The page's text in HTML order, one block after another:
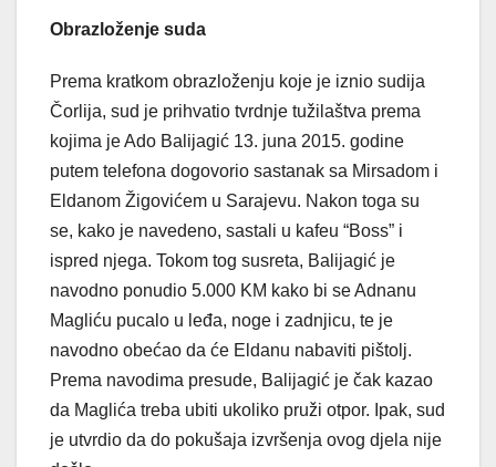
Obrazloženje suda
Prema kratkom obrazloženju koje je iznio sudija
Čorlija, sud je prihvatio tvrdnje tužilaštva prema
kojima je Ado Balijagić 13. juna 2015. godine
putem telefona dogovorio sastanak sa Mirsadom i
Eldanom Žigovićem u Sarajevu. Nakon toga su
se, kako je navedeno, sastali u kafeu “Boss” i
ispred njega. Tokom tog susreta, Balijagić je
navodno ponudio 5.000 KM kako bi se Adnanu
Magliću pucalo u leđa, noge i zadnjicu, te je
navodno obećao da će Eldanu nabaviti pištolj.
Prema navodima presude, Balijagić je čak kazao
da Maglića treba ubiti ukoliko pruži otpor. Ipak, sud
je utvrdio da do pokušaja izvršenja ovog djela nije